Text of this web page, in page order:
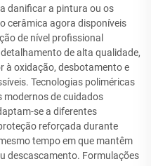
danificar a pintura ou os
cerâmica agora disponíveis
de nível profissional
de alta qualidade,
à oxidação, desbotamento e
Tecnologias poliméricas
modernos de cuidados
se a diferentes
reforçada durante
tempo em que mantêm
descascamento. Formulações